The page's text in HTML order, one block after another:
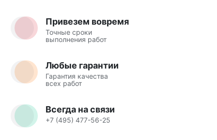
Привезем вовремя
Точные сроки
выполнения работ
Любые гарантии
Гарантия качества
всех работ
Всегда на связи
+7 (495) 477-56-25